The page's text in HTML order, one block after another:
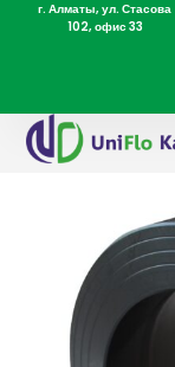
Перейтиг. Алматы, ул. Стасова
102, офис 33